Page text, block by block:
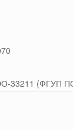
33211 (ФГУП